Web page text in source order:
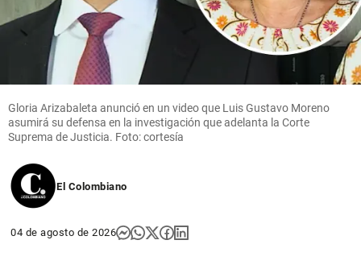
Gloria Arizabaleta anunció en un video que Luis Gustavo Moreno
asumirá su defensa en la investigación que adelanta la Corte
Suprema de Justicia. Foto: cortesía
El Colombiano
04 de agosto de 2026